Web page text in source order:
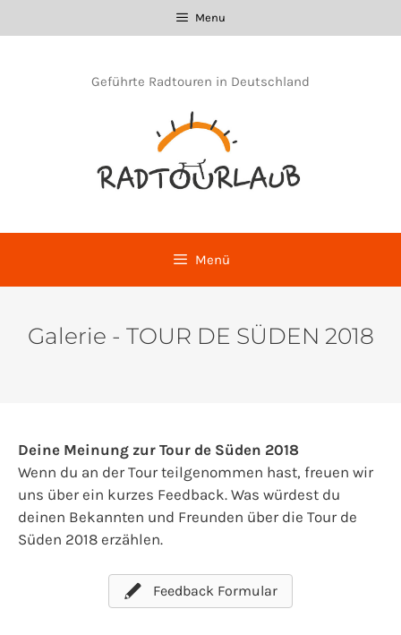
Inhalt
Menu
Geführte Radtouren in Deutschland
Menü
Galerie - TOUR DE SÜDEN 2018
Deine Meinung zur Tour de Süden 2018
Wenn du an der Tour teilgenommen hast, freuen wir
uns über ein kurzes Feedback. Was würdest du
deinen Bekannten und Freunden über die Tour de
Süden 2018 erzählen.
Feedback Formular